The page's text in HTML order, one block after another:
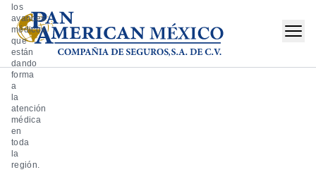
los
avances
médicos
que
están
dando
forma
a
la
atención
médica
en
toda
la
región.